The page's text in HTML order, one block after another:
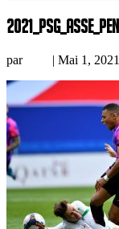
par | Mai 1, 2021